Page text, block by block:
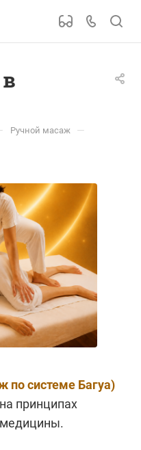
Ручной масаж —
по системе Багуа)
принципах
медицины.